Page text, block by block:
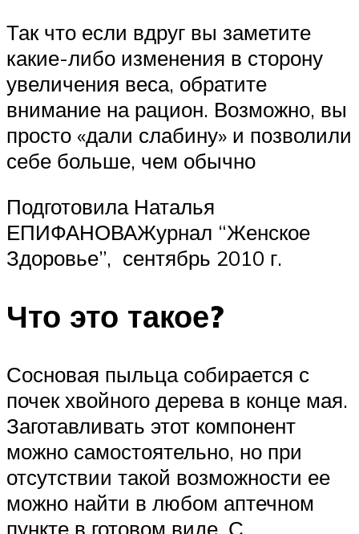
Так что если вдруг вы заметите
какие-либо изменения в сторону
увеличения веса, обратите
внимание на рацион. Возможно, вы
просто «дали слабину» и позволили
себе больше, чем обычно
Подготовила Наталья
ЕПИФАНОВАЖурнал “Женское
Здоровье”, сентябрь 2010 г.
Что это такое?
Сосновая пыльца собирается с
почек хвойного дерева в конце мая.
Заготавливать этот компонент
можно самостоятельно, но при
отсутствии такой возможности ее
можно найти в любом аптечном
пункте в готовом виде. С